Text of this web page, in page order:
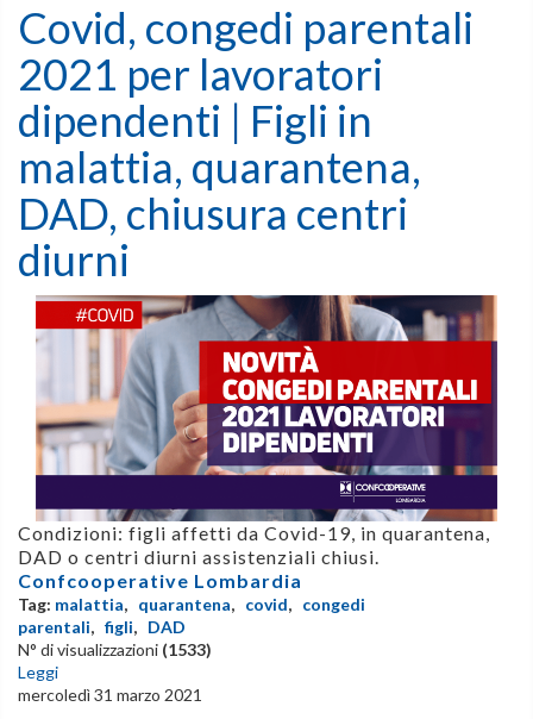
Covid, congedi parentali
2021 per lavoratori
dipendenti | Figli in
malattia, quarantena,
DAD, chiusura centri
diurni
Condizioni: figli affetti da Covid-19, in quarantena,
DAD o centri diurni assistenziali chiusi.
Confcooperative Lombardia
Tag: malattia, quarantena, covid, congedi
parentali, figli, DAD
N° di visualizzazioni (1533)
Leggi
mercoledì 31 marzo 2021